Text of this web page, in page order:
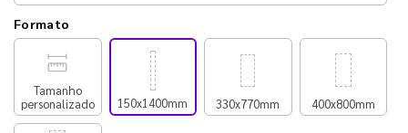
Formato
Tamanho
personalizado
150x1400mm 330x770mm 400x800mm